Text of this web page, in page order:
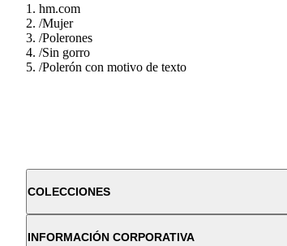
hm.com
/Mujer
/Polerones
/Sin gorro
/Polerón con motivo de texto
COLECCIONES
INFORMACIÓN CORPORATIVA